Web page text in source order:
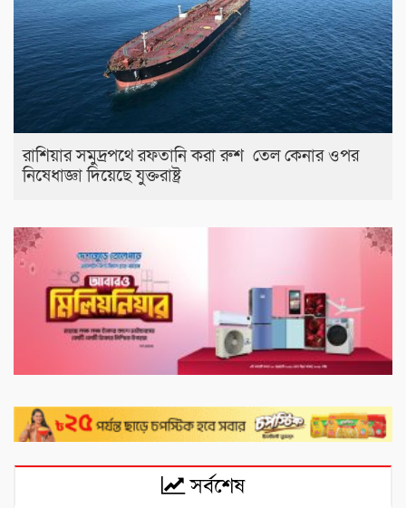
রাশিয়ার সমুদ্রপথে রফতানি করা রুশ তেল কেনার ওপর
নিষেধাজ্ঞা দিয়েছে যুক্তরাষ্ট্র
সর্বশেষ